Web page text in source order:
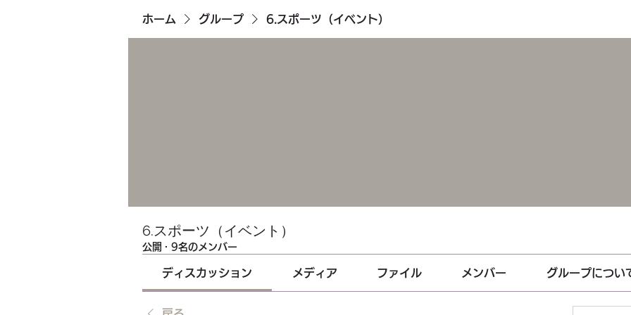
ホーム グループ 6.スポーツ（イベント）
6.スポーツ（イベント）
公開 · 9名のメンバー
ディスカッション メディア ファイル メンバー グループについ